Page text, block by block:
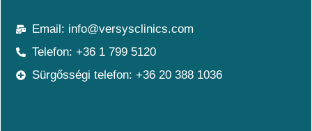
Email: info@versysclinics.com
Telefon: +36 1 799 5120
Sürgősségi telefon: +36 20 388 1036